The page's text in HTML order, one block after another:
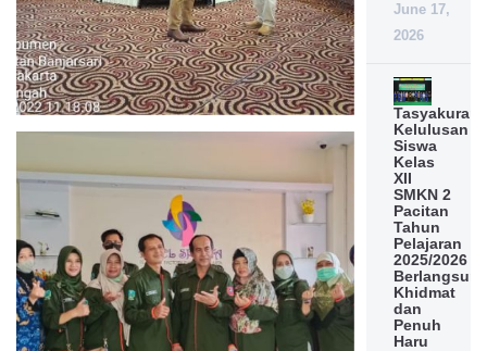
June 17,
2026
Tasyakuran
Kelulusan
Siswa
Kelas
XII
SMKN 2
Pacitan
Tahun
Pelajaran
2025/2026
Khidmat
dan
Penuh
Haru